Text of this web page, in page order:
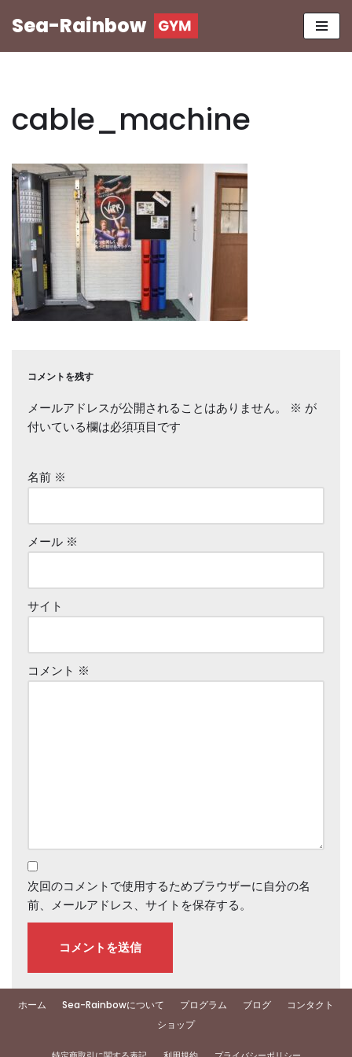
ツ
キ
ッ
プ
Sea-Rainbow
cable_machine
コメントを残す
メールアドレスが公開されることはありません。 ※ が
付いている欄は必須項目です
名前 ※
メール ※
サイト
コメント ※
次回のコメントで使用するためブラウザーに自分の名
前、メールアドレス、サイトを保存する。
ホーム Sea-Rainbowについて プログラム ブログ
コンタクト
ショップ